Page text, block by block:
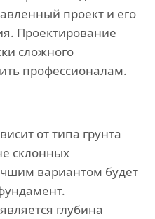
проект и его
Проектирование
сложного
профессионалам.
от типа грунта
склонных
вариантом будет
глубина